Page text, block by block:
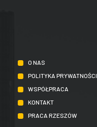
O NAS
POLITYKA PRYWATNOŚCI
WSPÓŁPRACA
KONTAKT
PRACA RZESZÓW